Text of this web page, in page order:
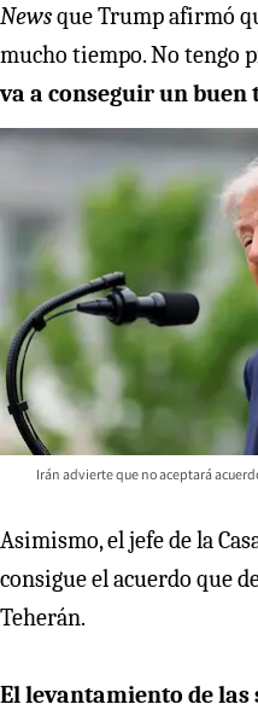
Newsque Trump afirmó
mucho tiempo. No tengo
va a conseguir un buen
Irán advierte que no aceptará
Asimismo, el jefe de la
consigue el acuerdo que
Teherán.
El levantamiento de